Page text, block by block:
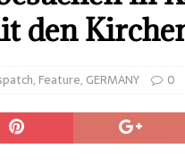
den
, Feature, GERMANY 0